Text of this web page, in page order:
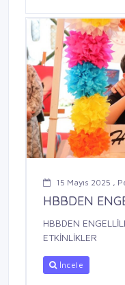
15 Mayıs 2025 ,
HBBDEN
HBBDEN
ETKİNLİKLER
İncele